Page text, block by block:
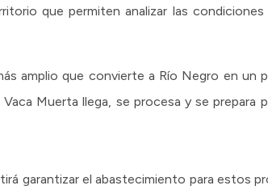
que permiten analizar las
amplio que convierte a Río Negro en un
Muerta llega, se procesa y se prepara
garantizar el abastecimiento para estos